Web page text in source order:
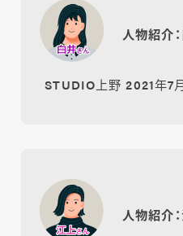
人物紹介
STUDIO上野 2021年7月
人物紹介